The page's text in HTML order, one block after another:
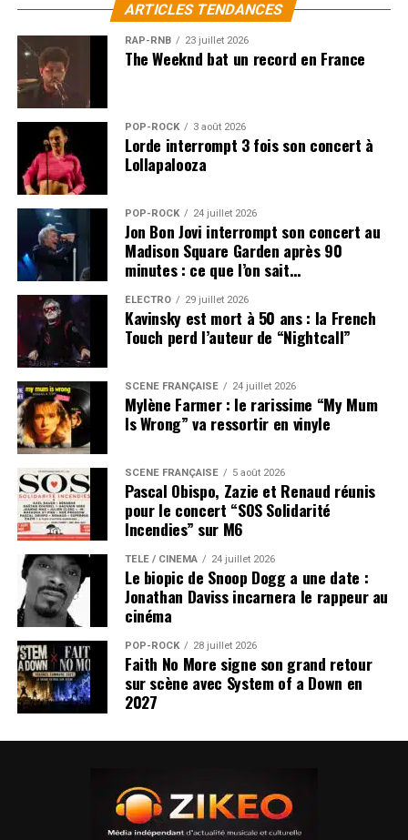
ARTICLES TENDANCES
RAP-RNB 23 juillet 2026
The Weeknd bat un record en France
POP-ROCK 3 août 2026
Lorde interrompt 3 fois son concert à
Lollapalooza
POP-ROCK 24 juillet 2026
Jon Bon Jovi interrompt son concert au
Madison Square Garden après 90
minutes : ce que l’on sait…
ÉLECTRO 29 juillet 2026
Kavinsky est mort à 50 ans : la French
Touch perd l’auteur de “Nightcall”
SCÈNE FRANÇAISE 24 juillet 2026
Mylène Farmer : le rarissime “My Mum
Is Wrong” va ressortir en vinyle
SCÈNE FRANÇAISE 5 août 2026
Pascal Obispo, Zazie et Renaud réunis
pour le concert “SOS Solidarité
Incendies” sur M6
TÉLÉ / CINÉMA 24 juillet 2026
Le biopic de Snoop Dogg a une date :
Jonathan Daviss incarnera le rappeur au
cinéma
POP-ROCK 28 juillet 2026
Faith No More signe son grand retour
sur scène avec System of a Down en
2027